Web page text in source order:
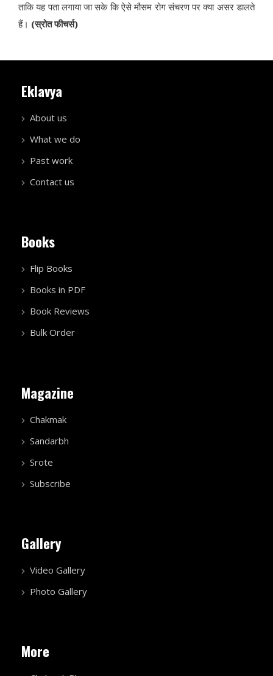
ताकि यह पता लगाया जा सके कि ऐसे मौसम रोग संचरण पर क्या असर डालते
हैं। (स्रोत फीचर्स)
Eklavya
About us
What we do
Past work
Contact us
Books
Flip Books
Books in PDF
Book Reviews
Bulk Order
Magazine
Chakmak
Sandarbh
Srote
Subscribe
Gallery
Video Gallery
Photo Gallery
More